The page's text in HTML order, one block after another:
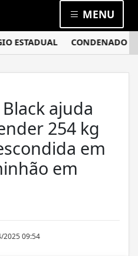
MENU
CONDENADO POR
ajuda
254 kg
em
em
2025 09:54